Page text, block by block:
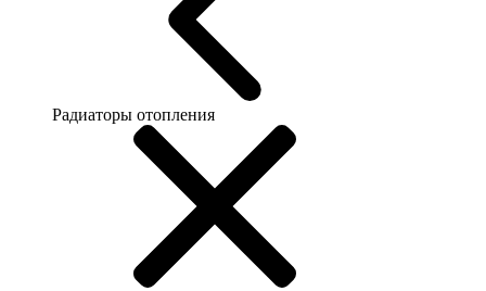
Радиаторы отопления